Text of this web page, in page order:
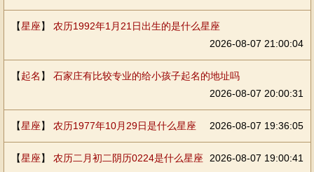
【星座】 农历1992年1月21日出生的是什么星座
2026-08-07 21:00:04
【起名 】 石家庄有比较专业的给小孩子起名的地址吗
2026-08-07 20:00:31
【星座】 农历1977年10月29日是什么星座 2026-08-07 19:36:05
【星座】 农历二月初二阴历0224是什么星座 2026-08-07 19:00:41